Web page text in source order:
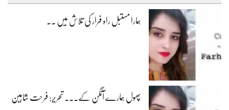
ہمارا مستبل راہ فرار کی تلاش میں ۔۔
پھول ہمارے آنگن کے۔۔۔ تحریر: فرحت شاہین